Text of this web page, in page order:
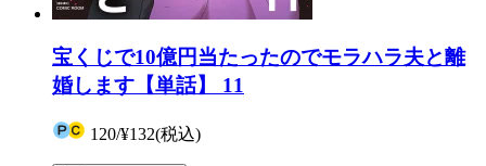
宝くじで10億円当たったのでモラハラ夫と離
婚します【単話】 11
120/¥132(税込)